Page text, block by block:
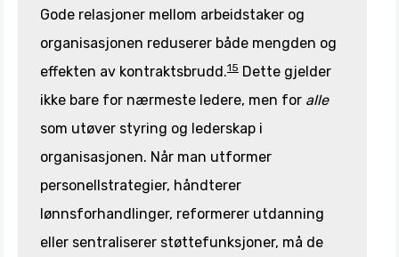
Gode relasjoner mellom arbeidstaker og
organisasjonen reduserer både mengden og
effekten av kontraktsbrudd.15 Dette gjelder
ikke bare for nærmeste ledere, men for alle
som utøver styring og lederskap i
organisasjonen. Når man utformer
personellstrategier, håndterer
lønnsforhandlinger, reformerer utdanning
eller sentraliserer støttefunksjoner, må de